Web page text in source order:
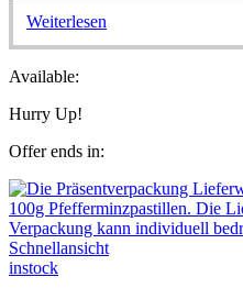
Weiterlesen
Available:
Hurry Up!
Offer ends in:
Schnellansicht
instock